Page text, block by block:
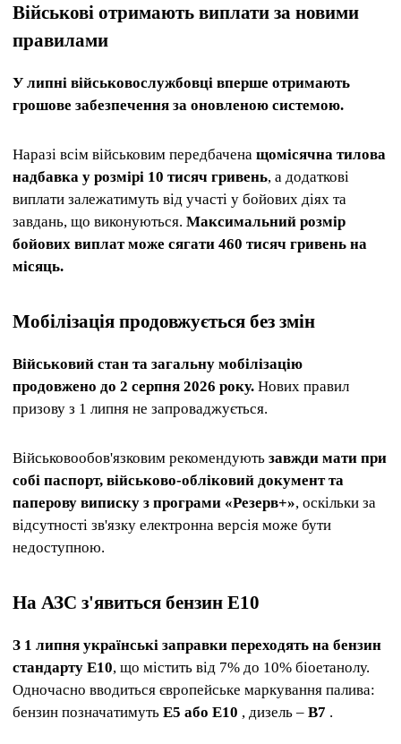
Військові отримають виплати за новими
правилами
У липні військовослужбовці вперше отримають
грошове забезпечення за оновленою системою.
Наразі всім військовим передбачена щомісячна тилова
надбавка у розмірі 10 тисяч гривень, а додаткові
виплати залежатимуть від участі у бойових діях та
завдань, що виконуються. Максимальний розмір
бойових виплат може сягати 460 тисяч гривень на
місяць.
Мобілізація продовжується без змін
Військовий стан та загальну мобілізацію
продовжено до 2 серпня 2026 року. Нових правил
призову з 1 липня не запроваджується.
Військовообов'язковим рекомендують завжди мати при
собі паспорт, військово-обліковий документ та
паперову виписку з програми «Резерв+», оскільки за
відсутності зв'язку електронна версія може бути
недоступною.
На АЗС з'явиться бензин Е10
З 1 липня українські заправки переходять на бензин
стандарту Е10, що містить від 7% до 10% біоетанолу.
Одночасно вводиться європейське маркування палива:
бензин позначатимуть E5 або E10 , дизель – B7 .